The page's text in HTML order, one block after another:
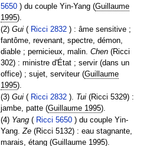
5650 ) du couple Yin-Yang (Guillaume
1995).
(2)Gui ( Ricci 2832 ) : âme sensitive ;
fantôme, revenant, spectre, démon,
diable ; pernicieux, malin.Chen (Ricci
302) : ministre d'État ; servir (dans un
office) ; sujet, serviteur (Guillaume
1995).
(3)Gui ( Ricci 2832 ). Tui (Ricci 5329) :
jambe, patte (Guillaume 1995).
(4) Yang ( Ricci 5650 ) du couple Yin-
Yang.Ze (Ricci 5132) : eau stagnante,
marais, étang (Guillaume 1995).